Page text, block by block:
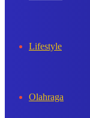
Lifestyle
Olahraga